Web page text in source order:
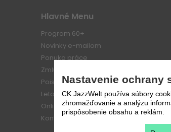
Hlavné Menu
Program 60+
Novinky e-mailom
Ponuka práce
Zmluvné vzťahy / Dokumenty
Poistenie
Letové poriadky a prepravné
Online platba
Kontakt
Nastavenie ochrany
CK JazzWelt používa súbory
zhromažďovanie a analýzu
prispôsobenie obsahu a reklám.